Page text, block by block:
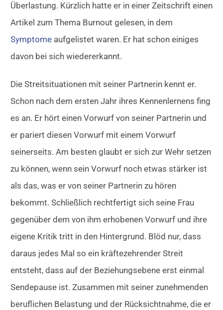
Überlastung. Kürzlich hatte er in einer Zeitschrift einen
Artikel zum Thema Burnout gelesen, in dem
Symptome aufgelistet waren. Er hat schon einiges
davon bei sich wiedererkannt.
Die Streitsituationen mit seiner Partnerin kennt er.
Schon nach dem ersten Jahr ihres Kennenlernens fing
es an. Er hört einen Vorwurf von seiner Partnerin und
er pariert diesen Vorwurf mit einem Vorwurf
seinerseits. Am besten glaubt er sich zur Wehr setzen
zu können, wenn sein Vorwurf noch etwas stärker ist
als das, was er von seiner Partnerin zu hören
bekommt. Schließlich rechtfertigt sich seine Frau
gegenüber dem von ihm erhobenen Vorwurf und ihre
eigene Kritik tritt in den Hintergrund. Blöd nur, dass
daraus jedes Mal so ein kräftezehrender Streit
entsteht, dass auf der Beziehungsebene erst einmal
Sendepause ist. Zusammen mit seiner zunehmenden
beruflichen Belastung und der Rücksichtnahme, die er